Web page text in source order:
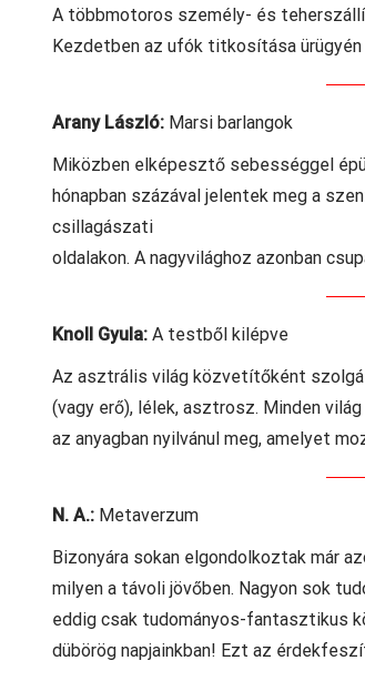
A többmotoros személy- és
Kezdetben az ufók titkosítása
Arany László: Marsi barlangok
Miközben elképesztő sebességgel
hónapban százával jelentek meg a
csillagászati
oldalakon. A nagyvilághoz azonban
Knoll Gyula: A testből kilépve
Az asztrális világ közvetítőként
(vagy erő), lélek, asztrosz. Minden
az anyagban nyilvánul meg, amelyet
N. A.: Metaverzum
Bizonyára sokan elgondolkoztak már
milyen a távoli jövőben. Nagyon sok
eddig csak tudományos-fantasztikus
dübörög napjainkban! Ezt az